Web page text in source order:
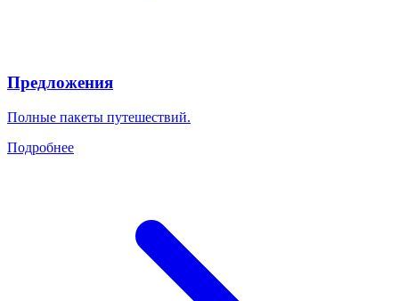
Предложения
Полные пакеты путешествий.
Подробнее